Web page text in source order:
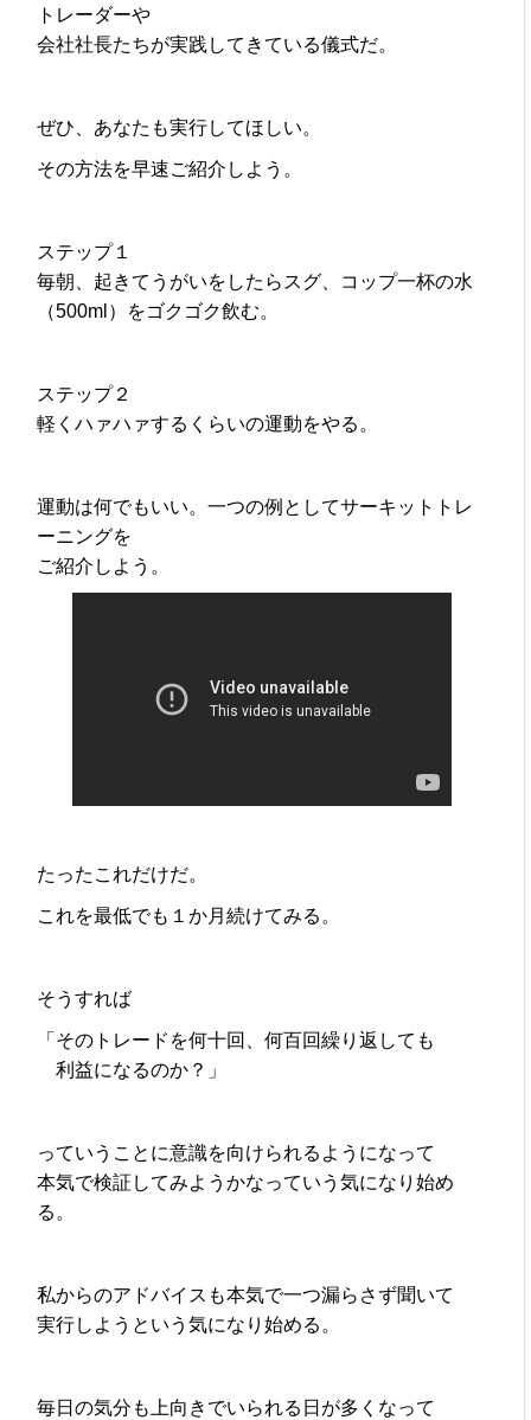
トレーダーや
会社社長たちが実践してきている儀式だ。
ぜひ、あなたも実行してほしい。
その方法を早速ご紹介しよう。
ステップ１
毎朝、起きてうがいをしたらスグ、コップ一杯の水
（500ml）をゴクゴク飲む。
ステップ２
軽くハァハァするくらいの運動をやる。
運動は何でもいい。一つの例としてサーキットトレ
ーニングを
ご紹介しよう。
たったこれだけだ。
これを最低でも１か月続けてみる。
そうすれば
「そのトレードを何十回、何百回繰り返しても
利益になるのか？」
っていうことに意識を向けられるようになって
本気で検証してみようかなっていう気になり始め
る。
私からのアドバイスも本気で一つ漏らさず聞いて
実行しようという気になり始める。
毎日の気分も上向きでいられる日が多くなって